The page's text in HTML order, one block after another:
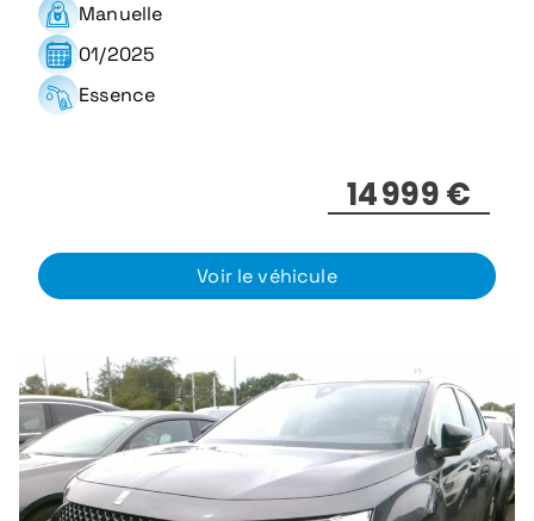
Manuelle
01/2025
Essence
14 999 €
Voir le véhicule